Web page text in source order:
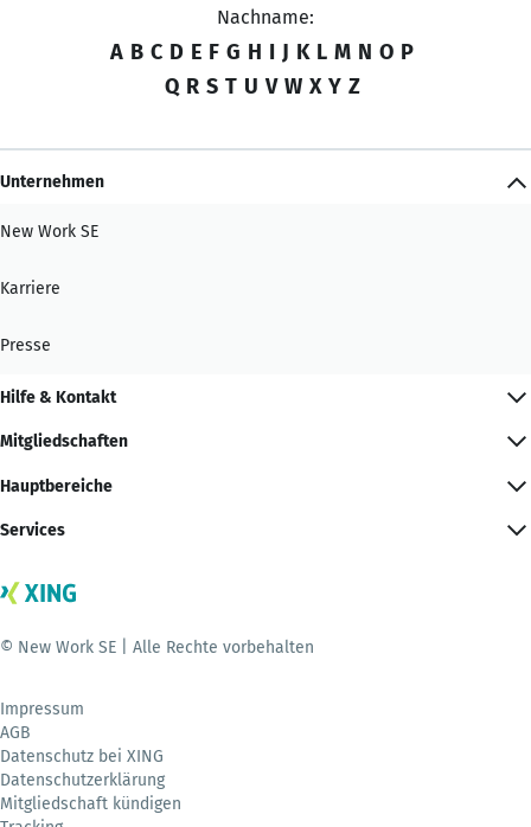
Nachname:
A B C D E F G H I J K L M N O P
Q R S T U V W X Y Z
Unternehmen
New Work SE
Karriere
Presse
Hilfe & Kontakt
Mitgliedschaften
Hauptbereiche
Services
© New Work SE | Alle Rechte vorbehalten
Impressum
AGB
Datenschutz bei XING
Datenschutzerklärung
Mitgliedschaft kündigen